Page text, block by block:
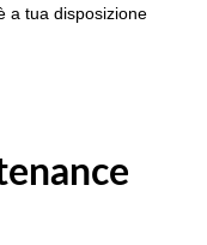
a tua disposizione